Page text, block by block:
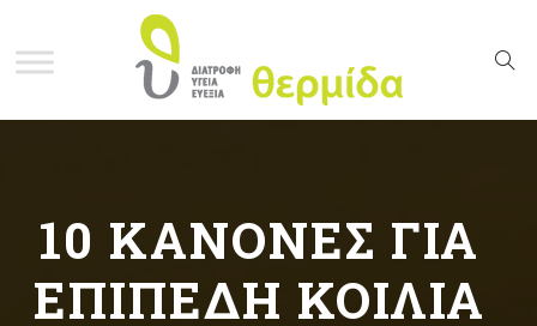
10 ΚΑΝΌΝΕΣ ΓΙΑ
ΕΠΊΠΕΔΗ ΚΟΙΛΙΆ